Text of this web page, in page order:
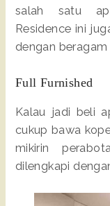
salah satu
Residence ini
dengan
Full Furnished
Kalau jadi beli
cukup bawa
mikirin
dilengkapi